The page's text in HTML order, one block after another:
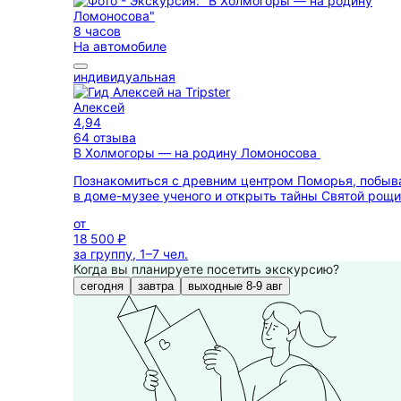
8 часов
На автомобиле
индивидуальная
Алексей
4,94
64 отзыва
В Холмогоры — на родину Ломоносова
Познакомиться с древним центром Поморья,
в доме-музее ученого и открыть тайны Святой рощи
от
18 500 ₽
за группу, 1–7 чел.
Когда вы планируете посетить экскурсию?
сегодня завтра выходные 8-9 авг